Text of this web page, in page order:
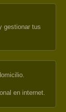
gestionar tus
en internet.